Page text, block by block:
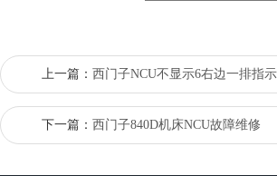
上一篇： 西门子NCU不显示6右边一排指
下一篇： 西门子840D机床NCU故障维修